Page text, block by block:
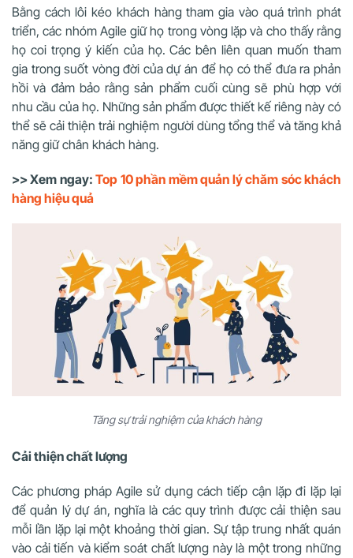
Bằng cách lôi kéo khách hàng tham gia vào quá trình phát
triển, các nhóm Agile giữ họ trong vòng lặp và cho thấy rằng
họ coi trọng ý kiến ​​của họ. Các bên liên quan muốn tham
gia trong suốt vòng đời của dự án để họ có thể đưa ra phản
hồi và đảm bảo rằng sản phẩm cuối cùng sẽ phù hợp với
nhu cầu của họ. Những sản phẩm được thiết kế riêng này có
thể sẽ cải thiện trải nghiệm người dùng tổng thể và tăng khả
năng giữ chân khách hàng.
>> Xem ngay:Top 10 phần mềm quản lý chăm sóc khách
hàng hiệu quả
Tăng sự trải nghiệm của khách hàng
Cải thiện chất lượng
Các phương pháp Agile sử dụng cách tiếp cận lặp đi lặp lại
để quản lý dự án, nghĩa là các quy trình được cải thiện sau
mỗi lần lặp lại một khoảng thời gian. Sự tập trung nhất quán
vào cải tiến và kiểm soát chất lượng này là một trong những